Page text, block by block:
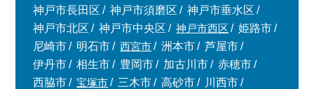
神戸市長田区
神戸市須磨区
神戸市垂水区
神戸市北区
神戸市中央区 神戸市西区
姫路市
尼崎市
明石市 西宮市 洲本市
芦屋市
伊丹市
相生市 豊岡市 加古川市
赤穂市
西脇市
宝塚市 三木市 高砂市
川西市